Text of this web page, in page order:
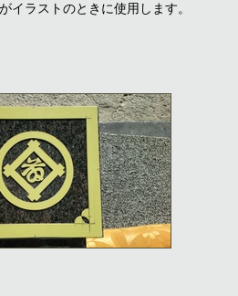
イラストのときに使用します。